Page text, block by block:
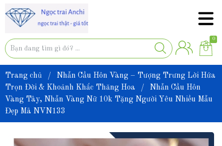
0
Trang chủ /
Nhẫn Cầu Hôn Vàng – Tượng Trưng Lời Hứa
Trọn Đời & Khoảnh Khắc Thăng Hoa
/
Nhẫn Cầu Hôn
Vàng Tây, Nhẫn Vàng Nữ 10k Tặng Người Yêu Nhiều Mẫu
Đẹp Mã NVN133